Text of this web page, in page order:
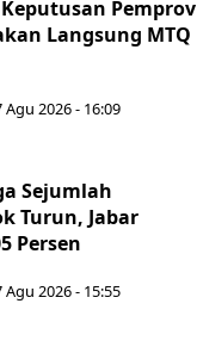
Pemprov
Langsung MTQ
Agu 2026 - 16:09
Sejumlah
Turun, Jabar
Persen
Agu 2026 - 15:55